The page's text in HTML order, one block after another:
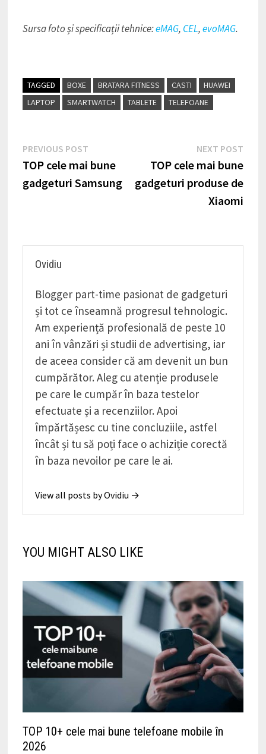
Sursa foto și specificații tehnice:eMAG, CEL,evoMAG.
TAGGED BOXE BRATARA FITNESS CASTI
HUAWEI
LAPTOP
SMARTWATCH TABLETE TELEFOANE
Navigare
în
PREVIOUS POST
post:
TOP cele mai bune
gadgeturi Samsung
NEXT POSTNext
post:
TOP cele mai bune
gadgeturi produse de
Xiaomi
Ovidiu
Blogger part-time pasionat de gadgeturi
și tot ce înseamnă progresul tehnologic.
Am experiență profesională de peste 10
ani în vânzări și studii de advertising, iar
de aceea consider că am devenit un bun
cumpărător. Aleg cu atenție produsele
pe care le cumpăr în baza testelor
efectuate și a recenziilor. Apoi
împărtășesc cu tine concluziile, astfel
încât și tu să poți face o achiziție corectă
în baza nevoilor pe care le ai.
View all posts by Ovidiu →
YOU MIGHT ALSO LIKE
TOP 10+ cele mai bune telefoane mobile în
2026